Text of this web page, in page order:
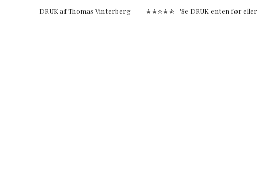
DRUK af Thomas Vinterberg ✮✮✮✮✮ 'Se DRUK enten før eller